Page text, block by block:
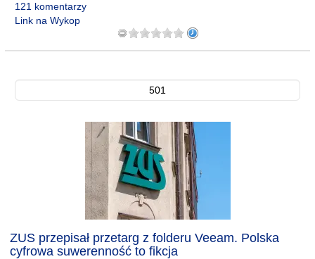
121 komentarzy
Link na Wykop
501
ZUS przepisał przetarg z folderu Veeam. Polska
cyfrowa suwerenność to fikcja